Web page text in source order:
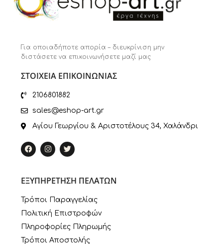
Για οποιαδήποτε απορία – διευκρίνιση μην
διστάσετε να επικοινωνήσετε μαζί μας
ΣΤΟΙΧΕΙΑ ΕΠΙΚΟΙΝΩΝΙΑΣ
2106801882
sales@eshop-art.gr
Αγίου Γεωργίου & Αριστοτέλους 34, Χαλάνδρι
ΕΞΥΠΗΡΕΤΗΣΗ ΠΕΛΑΤΩΝ
Τρόποι Παραγγελίας
Πολιτική Επιστροφών
Πληροφορίες Πληρωμής
Τρόποι Αποστολής